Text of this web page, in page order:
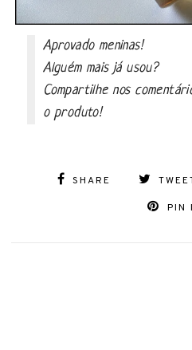
Aprovado meninas!
Alguém mais já usou?
Compartilhe nos
o produto!
SHARE
PIN